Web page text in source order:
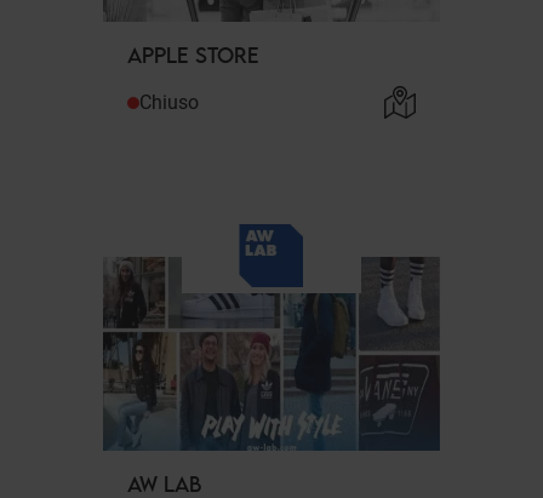
APPLE STORE
Chiuso
AW LAB